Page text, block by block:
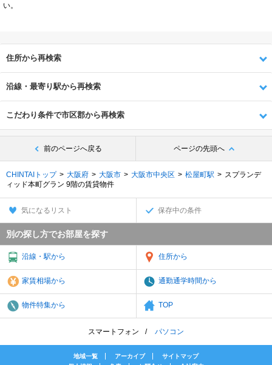
い。
住所から再検索
沿線・最寄り駅から再検索
こだわり条件で市区郡から再検索
前のページへ戻る ページの先頭へ
CHINTAIトップ 大阪府 大阪市 大阪市中央区 松屋町駅
スプランデ
ィッド本町グラン 9階の賃貸物件
気になるリスト 保存中の条件
別の探し方でお部屋を探す
沿線・駅から 住所から
家賃相場から 通勤通学時間から
物件特集から TOP
スマートフォン パソコン
地域一覧 アーカイブ
サイトマップ